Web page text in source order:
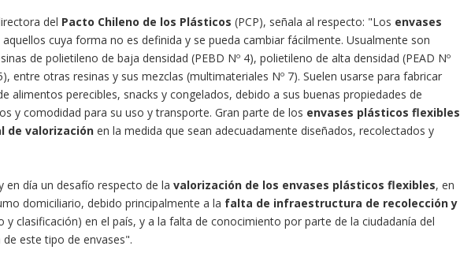
del Pacto Chileno de los Plásticos (PCP), señala al respecto: "Los envases
aquellos cuya forma no es definida y se pueda cambiar fácilmente. Usualmente son
de polietileno de baja densidad (PEBD Nº 4), polietileno de alta densidad (PEAD Nº
entre otras resinas y sus mezclas (multimateriales Nº 7). Suelen usarse para fabricar
alimentos perecibles, snacks y congelados, debido a sus buenas propiedades de
y comodidad para su uso y transporte. Gran parte de los envases plásticos flexibles
de valorización en la medida que sean adecuadamente diseñados, recolectados y
en día un desafío respecto de la valorización de los envases plásticos flexibles, en
domiciliario, debido principalmente a la falta de infraestructura de recolección y
y clasificación) en el país, y a la falta de conocimiento por parte de la ciudadanía del
este tipo de envases".